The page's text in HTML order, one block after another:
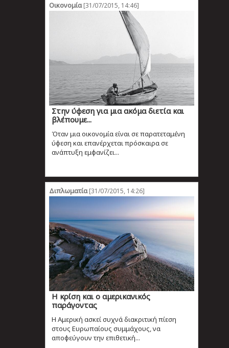
Οικονομία[31/07/2015, 14:46]
Στην ύφεση για μια ακόμα διετία και
βλέπουμε...
Όταν μια οικονομία είναι σε παρατεταμένη
ύφεση και επανέρχεται πρόσκαιρα σε
ανάπτυξη εμφανίζει...
Διπλωματία[31/07/2015, 14:26]
Η κρίση και ο αμερικανικός
παράγοντας
Η Αμερική ασκεί συχνά διακριτική πίεση
στους Ευρωπαίους συμμάχους, να
αποφεύγουν την επιθετική...